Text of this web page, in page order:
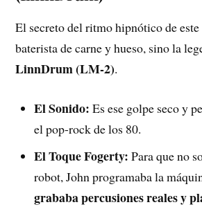
El secreto del ritmo hipnótico de
baterista de carne y hueso, sino la
LinnDrum (LM-2).
El Sonido: Es ese golpe seco y
el pop-rock de los 80.
El Toque Fogerty: Para que no
robot, John programaba la
grababa percusiones reales y